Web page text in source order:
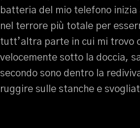
batteria del mio telefono
nel terrore più totale per
tutt’altra parte in cui mi trovo
velocemente sotto la doccia,
secondo sono dentro la
ruggire sulle stanche e